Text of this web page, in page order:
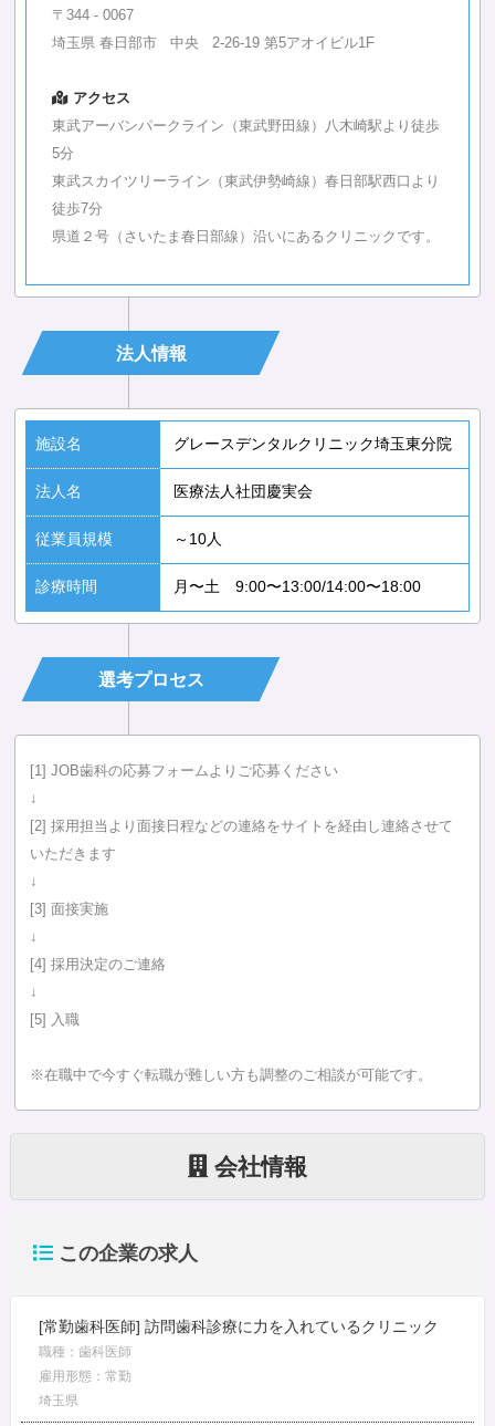
〒344 - 0067
埼玉県 春日部市 中央 2-26-19 第5アオイビル1F
アクセス
東武アーバンパークライン（東武野田線）八木崎駅より徒歩
5分
東武スカイツリーライン（東武伊勢崎線）春日部駅西口より
徒歩7分
県道２号（さいたま春日部線）沿いにあるクリニックです。
法人情報
施設名 グレースデンタルクリニック埼玉東分院
法人名 医療法人社団慶実会
従業員規模 ～10人
診療時間 月〜土 9:00〜13:00/14:00〜18:00
選考プロセス
[1] JOB歯科の応募フォームよりご応募ください
↓
[2] 採用担当より面接日程などの連絡をサイトを経由し連絡させて
いただきます
↓
[3] 面接実施
↓
[4] 採用決定のご連絡
↓
[5] 入職
※在職中で今すぐ転職が難しい方も調整のご相談が可能です。
会社情報
この企業の求人
[常勤歯科医師] 訪問歯科診療に力を入れているクリニック
職種：歯科医師
雇用形態：常勤
埼玉県